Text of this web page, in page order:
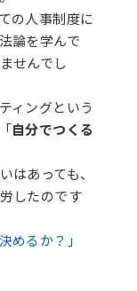
の人事制度に
論を学んで
せんでし
ィングという
自分でつくる
はあっても、
したのです
めるか？」